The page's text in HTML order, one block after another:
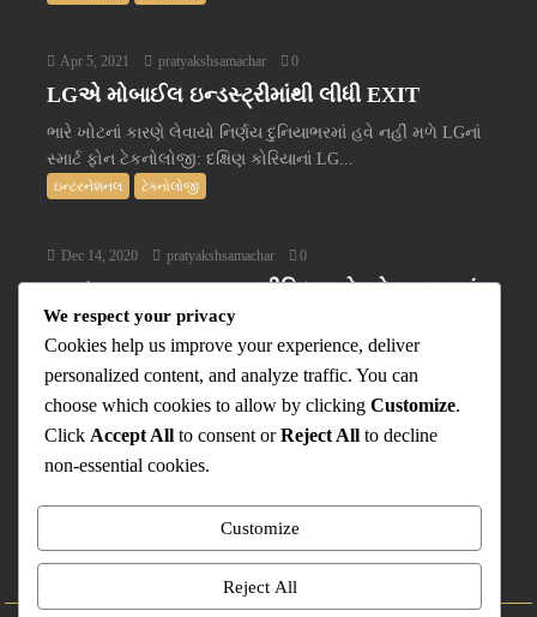
Apr 5, 2021 pratyakshsamachar 0
LGએ મોબાઈલ ઇન્ડસ્ટ્રીમાંથી લીધી EXIT
ભારે ખોટનાં કારણે લેવાયો નિર્ણય દુનિયાભરમાં હવે નહીં મળે LGનાં
સ્માર્ટ ફોન ટેકનોલોજી: દક્ષિણ કોરિયાનાં LG...
ઇન્ટરનેશનલ ટેક્નોલોજી
Dec 14, 2020 pratyakshsamachar 0
Nokia PureBook X14 પ્રીમિયમ લેપટોપ ભારતમાં
લોન્ચ થયું
ભારતમાં Nokia સ્માર્ટફોન ખૂબ જ લોકપ્રિય છે. તેમની સ્માર્ટફોન
બોડી અને સ્ટોક Android ફોન્સ લોકોનાં લોકપ્રિયતાનું...
ટેક્નોલોજી
પ્રત્યક્ષ વિશે
Contact Us
Privacy Policy
Uvaach
We respect your privacy
Cookies help us improve your experience, deliver
personalized content, and analyze traffic. You can
choose which cookies to allow by clicking Customize.
Click Accept All to consent orReject All to decline
non-essential cookies.
Customize
Reject All